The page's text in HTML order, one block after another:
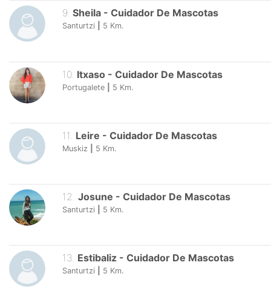
9. Sheila - Cuidador De Mascotas
Santurtzi 5 Km.
10. Itxaso - Cuidador De Mascotas
Portugalete 5 Km.
11 Leire - Cuidador De Mascotas
Muskiz 5 Km.
12 Josune - Cuidador De Mascotas
Santurtzi 5 Km.
13. Estibaliz - Cuidador De Mascotas
Santurtzi 5 Km.